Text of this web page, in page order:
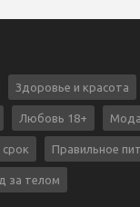
Здоровье и красота
Любовь 18+
Правильное
за телом